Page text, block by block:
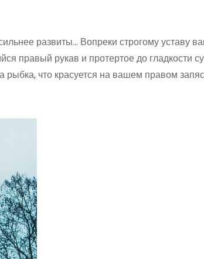
развиты… Вопреки строгому уставу
правый рукав и протертое до гладкости
что красуется на вашем правом